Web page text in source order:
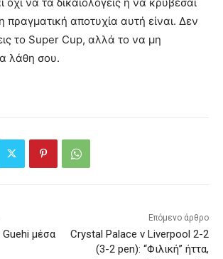
πραγματική αποτυχία αυτή είναι. Δεν
το Super Cup, αλλά το να μη
λάθη σου.
μέσα
Επόμενο άρθρο
Crystal Palace v Liverpool 2-2
(3-2 pen): “Φιλική” ήττα,